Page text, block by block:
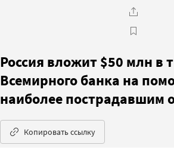
Россия вложит $50 млн в
Всемирного банка на
наиболее пострадавшим
Копировать ссылку